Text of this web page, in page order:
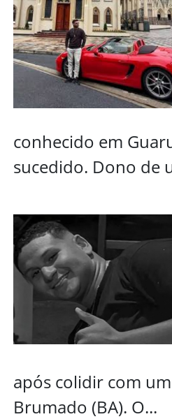
conhecido em
sucedido. Dono de
após colidir com
Brumado (BA). O...